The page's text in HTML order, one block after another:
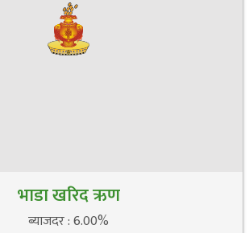
भाडा खरिद ऋण
ब्याजदर : 6.00%